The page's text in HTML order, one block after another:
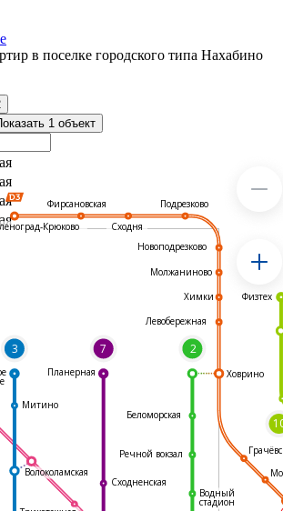
в поселке городского типа Нахабино
1 объект
3 7 2
Фирсановская
Сходня
Подрезково
Новоподрезково
Молжаниново
Химки
Левобережная
Ховрино
Водный
стадион
Сходненская
Волоколамская
Митино
Планерная
Физтех
Речной вокзал
Беломорская
Крюково